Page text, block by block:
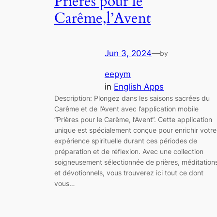
Carême,l’Avent
Jun 3, 2024—by
eepym
in English Apps
Description: Plongez dans les saisons sacrées du
Carême et de l’Avent avec l’application mobile
“Prières pour le Carême, l’Avent“. Cette application
unique est spécialement conçue pour enrichir votre
expérience spirituelle durant ces périodes de
préparation et de réflexion. Avec une collection
soigneusement sélectionnée de prières,
et dévotionnels, vous trouverez ici tout ce dont
vous…